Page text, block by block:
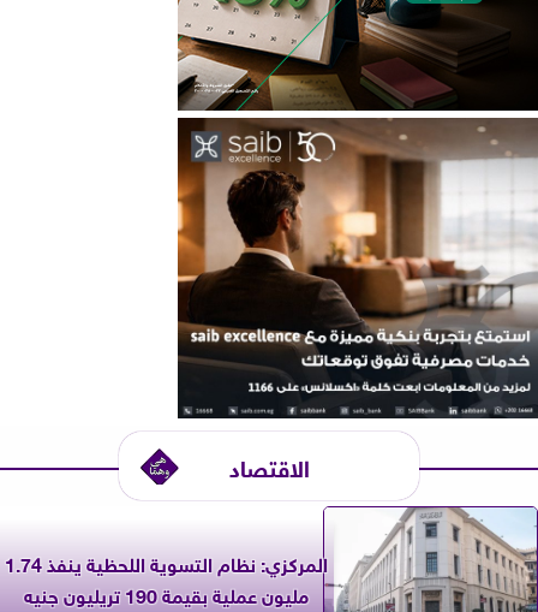
الاقتصاد
المركزي: نظام التسوية اللحظية ينفذ 1.74
مليون عملية بقيمة 190 تريليون جنيه